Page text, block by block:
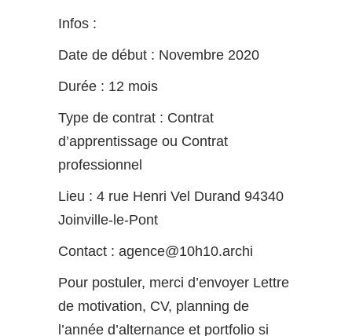
Infos :
Date de début : Novembre 2020
Durée : 12 mois
Type de contrat : Contrat
d’apprentissage ou Contrat
professionnel
Lieu : 4 rue Henri Vel Durand 94340
Joinville-le-Pont
Contact : agence@10h10.archi
Pour postuler, merci d’envoyer Lettre
de motivation, CV, planning de
l’année d’alternance et portfolio si